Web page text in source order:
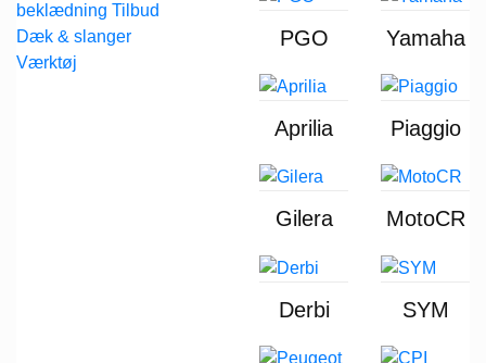
beklædning
Dæk & slanger
Værktøj
PGO Yamaha
Aprilia Piaggio
Gilera MotoCR
Derbi SYM